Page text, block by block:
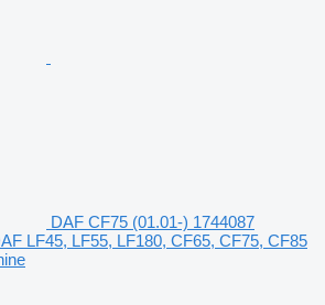
DAF CF75 (01.01-) 1744087
LF45, LF55, LF180, CF65, CF75, CF85